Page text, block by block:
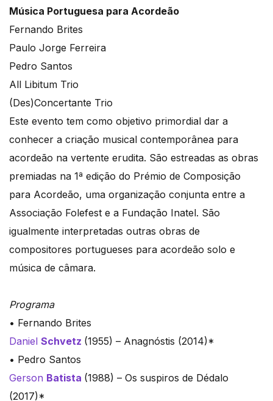
Música Portuguesa para Acordeão
Fernando Brites
Paulo Jorge Ferreira
Pedro Santos
All Libitum Trio
(Des)Concertante Trio
Este evento tem como objetivo primordial dar a
conhecer a criação musical contemporânea para
acordeão na vertente erudita. São estreadas as obras
premiadas na 1ª edição do Prémio de Composição
para Acordeão, uma organização conjunta entre a
Associação Folefest e a Fundação Inatel. São
igualmente interpretadas outras obras de
compositores portugueses para acordeão solo e
música de câmara.
Programa
• Fernando Brites
Daniel Schvetz (1955) – Anagnóstis (2014)*
• Pedro Santos
Gerson Batista (1988) – Os suspiros de Dédalo
(2017)*